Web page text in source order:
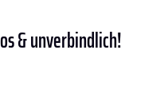
& unverbindlich!